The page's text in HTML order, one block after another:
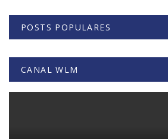
POSTS POPULARES
CANAL WLM